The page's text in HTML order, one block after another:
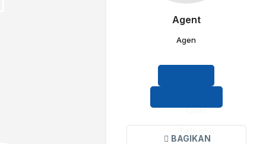
Agent
Agen
Chat
BAGIKAN